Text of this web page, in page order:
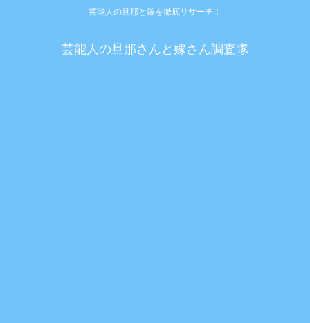
芸能人の旦那と嫁を徹底リサーチ！
芸能人の旦那さんと嫁さん調査隊